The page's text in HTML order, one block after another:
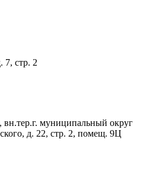
7, стр. 2
вн.тер.г. муниципальный округ
д. 22, стр. 2, помещ. 9Ц